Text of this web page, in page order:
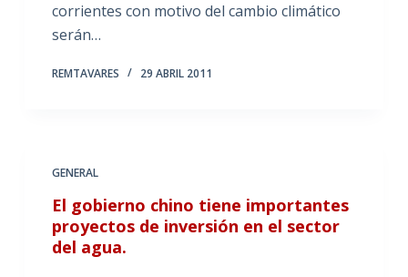
corrientes con motivo del cambio climático
serán…
REMTAVARES 29 ABRIL 2011
GENERAL
El gobierno chino tiene importantes
proyectos de inversión en el sector
del agua.